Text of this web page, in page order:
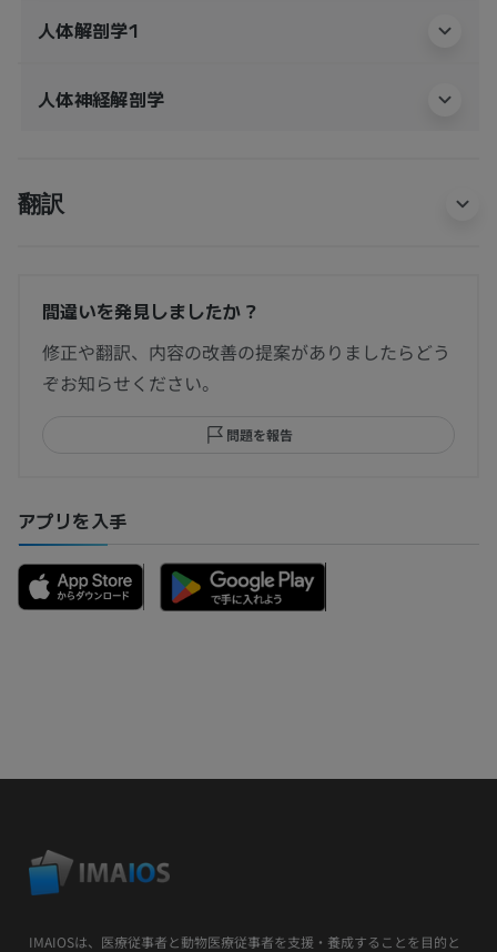
人体解剖学1
人体神経解剖学
翻訳
間違いを発見しましたか？
修正や翻訳、内容の改善の提案がありましたらどう
ぞお知らせください。
問題を報告
アプリを入手
IMAIOSは、医療従事者と動物医療従事者を支援・養成することを目的と